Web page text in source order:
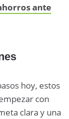
ante
hoy, estos
con
clara y una